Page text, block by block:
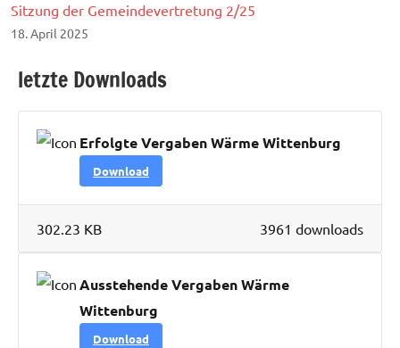
Sitzung der Gemeindevertretung 2/25
18. April 2025
letzte Downloads
Erfolgte Vergaben Wärme Wittenburg
Download
3961 downloads
302.23 KB
Ausstehende Vergaben Wärme
Wittenburg
Download